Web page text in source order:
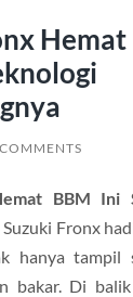
BBM Ini
Fronx
hanya tampil
bakar. Di balik